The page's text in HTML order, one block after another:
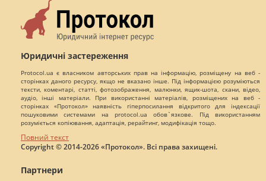
Юридичні застереження
Protocol.ua є власником авторських прав на інформацію, розміщену на веб -
сторінках даного ресурсу, якщо не вказано інше. Під інформацією розуміються
тексти, коментарі, статті, фотозображення, малюнки, ящик-шота, скани, відео,
аудіо, інші матеріали. При використанні матеріалів, розміщених на веб -
сторінках «Протокол» наявність гіперпосилання відкритого для індексації
пошуковими системами на protocol.ua обов`язкове. Під використанням
розуміється копіювання, адаптація, рерайтинг, модифікація тощо.
Повний текст
Copyright © 2014-2026 «Протокол». Всі права захищені.
Партнери